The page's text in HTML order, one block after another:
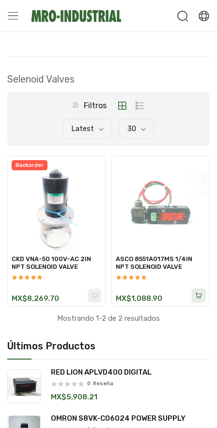
Últimos Productos
RED LION APLVD400 DIGITAL
0 Reseña
MX$5,908.21
OMRON S8VK-C06024 POWER SUPPLY
Selenoid Valves
Filtros
Latest 30
Backorder
CKD VNA-50 100V-AC 2IN
NPT SOLENOID VALVE
MX$8,269.70
ASCO 8551A017MS 1/4IN
NPT SOLENOID VALVE
MX$1,088.90
Mostrando 1-2 de 2 resultados